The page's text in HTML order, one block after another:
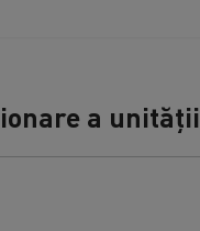
a unității